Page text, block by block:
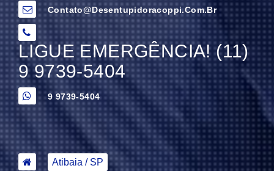
Contato@desentupidoracoppi.com.br
LIGUE EMERGÊNCIA! (11)
9 9739-5404
9 9739-5404
Atibaia / SP